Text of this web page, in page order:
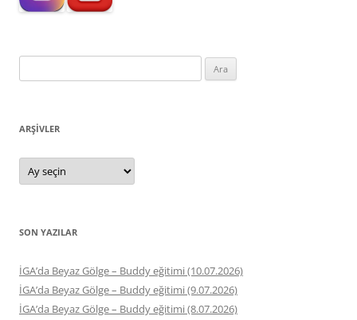
ARŞIVLER
Arşivler
SON YAZILAR
İGA’da Beyaz Gölge – Buddy eğitimi (10.07.2026)
İGA’da Beyaz Gölge – Buddy eğitimi (9.07.2026)
İGA’da Beyaz Gölge – Buddy eğitimi (8.07.2026)